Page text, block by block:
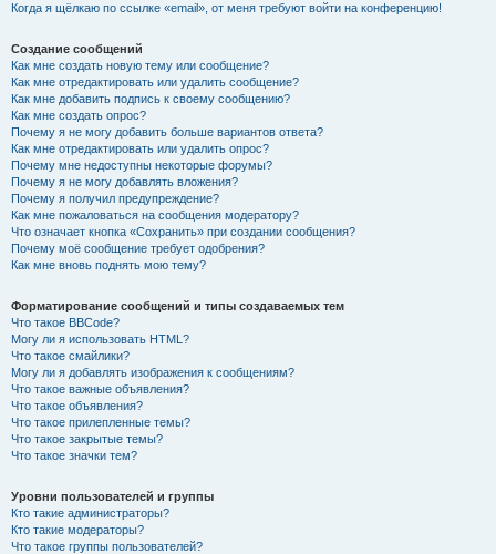
Когда я щёлкаю по ссылке «email», от меня требуют войти на конференцию!
Создание сообщений
Как мне создать новую тему или сообщение?
Как мне отредактировать или удалить сообщение?
Как мне добавить подпись к своему сообщению?
Как мне создать опрос?
Почему я не могу добавить больше вариантов ответа?
Как мне отредактировать или удалить опрос?
Почему мне недоступны некоторые форумы?
Почему я не могу добавлять вложения?
Почему я получил предупреждение?
Как мне пожаловаться на сообщения модератору?
Что означает кнопка «Сохранить» при создании сообщения?
Почему моё сообщение требует одобрения?
Как мне вновь поднять мою тему?
Форматирование сообщений и типы создаваемых тем
Что такое BBCode?
Могу ли я использовать HTML?
Что такое смайлики?
Могу ли я добавлять изображения к сообщениям?
Что такое важные объявления?
Что такое объявления?
Что такое прилепленные темы?
Что такое закрытые темы?
Что такое значки тем?
Уровни пользователей и группы
Кто такие администраторы?
Кто такие модераторы?
Что такое группы пользователей?